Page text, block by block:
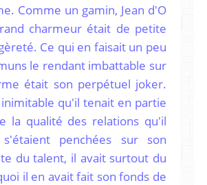
Comme un gamin, Jean d'O
charmeur était de petite
Ce qui en faisait un peu
le rendant imbattable sur
était son perpétuel joker.
qu'il tenait en partie
la qualité des relations qu'il
penchées sur son
du talent, il avait surtout du
il en avait fait son fonds de